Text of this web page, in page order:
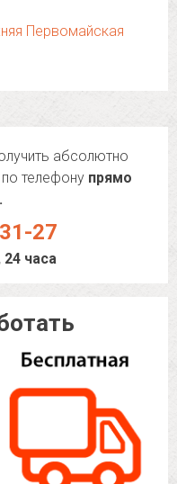
Первомайская
абсолютно
телефону прямо
27
часа